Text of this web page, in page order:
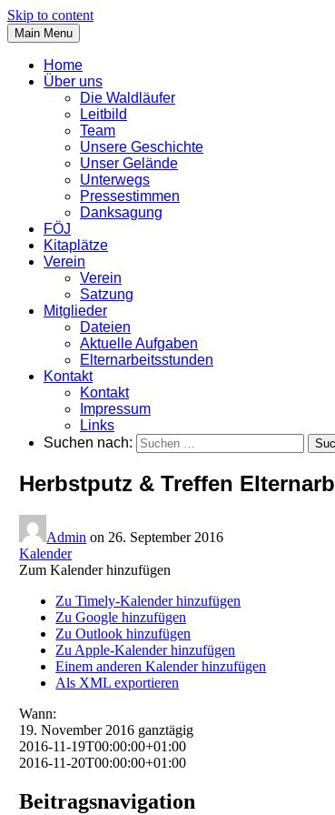
Skip to content
Main Menu
Home
Über uns
Die Waldläufer
Leitbild
Team
Unsere Geschichte
Unser Gelände
Unterwegs
Pressestimmen
Danksagung
FÖJ
Kitaplätze
Verein
Verein
Satzung
Mitglieder
Dateien
Aktuelle Aufgaben
Elternarbeitsstunden
Kontakt
Kontakt
Impressum
Links
Suchen nach:
Herbstputz & Treffen
Admin on 26. September 2016
Kalender
Zum Kalender hinzufügen
Zu Timely-Kalender hinzufügen
Zu Google hinzufügen
Zu Outlook hinzufügen
Zu Apple-Kalender hinzufügen
Einem anderen Kalender hinzufügen
Als XML exportieren
Wann:
19. November 2016 ganztägig
2016-11-19T00:00:00+01:00
2016-11-20T00:00:00+01:00
Beitragsnavigation